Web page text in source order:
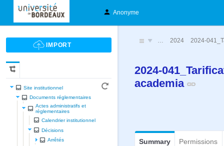
Anonyme
Site institutionnel
Documents réglementaires
Actes administratifs et
réglementaires
Calendrier institutionnel
Décisions
Arrêtés
… 2024 2024-
2024-
academia
Summary Permissions